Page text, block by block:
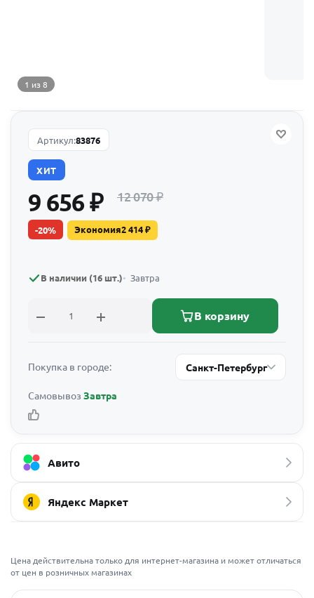
1 из 8
Артикул:83876
ХИТ
9 656₽ 12 070₽
-20% Экономия2 414₽
В наличии (16 шт.) Завтра
В корзину
Покупка в городе: Санкт-Петербург
Самовывоз Завтра
Авито
Яндекс Маркет
Цена действительна только для интернет-магазина и может отличаться
от цен в розничных магазинах